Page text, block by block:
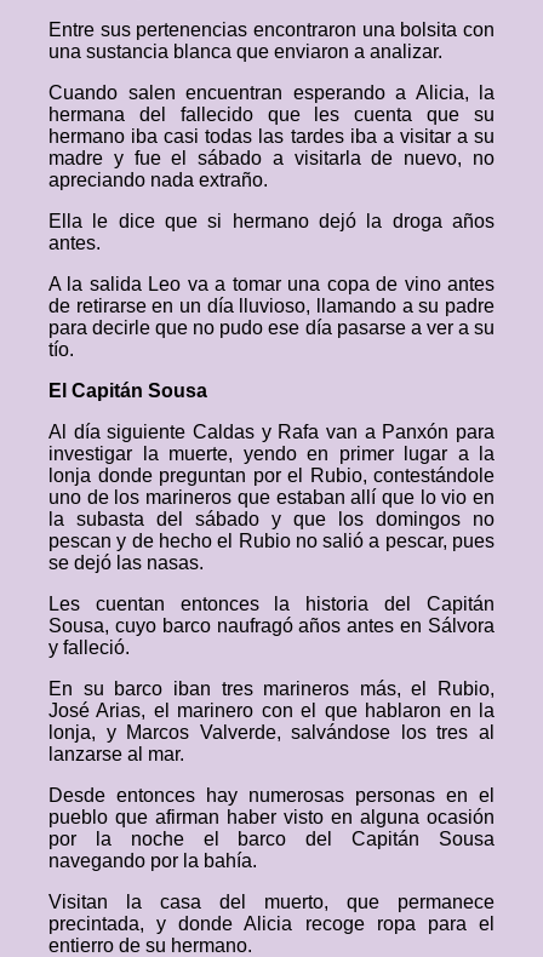
Entre sus pertenencias encontraron una bolsita con
una sustancia blanca que enviaron a analizar.
Cuando salen encuentran esperando a Alicia, la
hermana del fallecido que les cuenta que su
hermano iba casi todas las tardes iba a visitar a su
madre y fue el sábado a visitarla de nuevo, no
apreciando nada extraño.
Ella le dice que si hermano dejó la droga años
antes.
A la salida Leo va a tomar una copa de vino antes
de retirarse en un día lluvioso, llamando a su padre
para decirle que no pudo ese día pasarse a ver a su
tío.
El Capitán Sousa
Al día siguiente Caldas y Rafa van a Panxón para
investigar la muerte, yendo en primer lugar a la
lonja donde preguntan por el Rubio, contestándole
uno de los marineros que estaban allí que lo vio en
la subasta del sábado y que los domingos no
pescan y de hecho el Rubio no salió a pescar, pues
se dejó las nasas.
Les cuentan entonces la historia del Capitán
Sousa, cuyo barco naufragó años antes en Sálvora
y falleció.
En su barco iban tres marineros más, el Rubio,
José Arias, el marinero con el que hablaron en la
lonja, y Marcos Valverde, salvándose los tres al
lanzarse al mar.
Desde entonces hay numerosas personas en el
pueblo que afirman haber visto en alguna ocasión
por la noche el barco del Capitán Sousa
navegando por la bahía.
Visitan la casa del muerto, que permanece
precintada, y donde Alicia recoge ropa para el
entierro de su hermano.